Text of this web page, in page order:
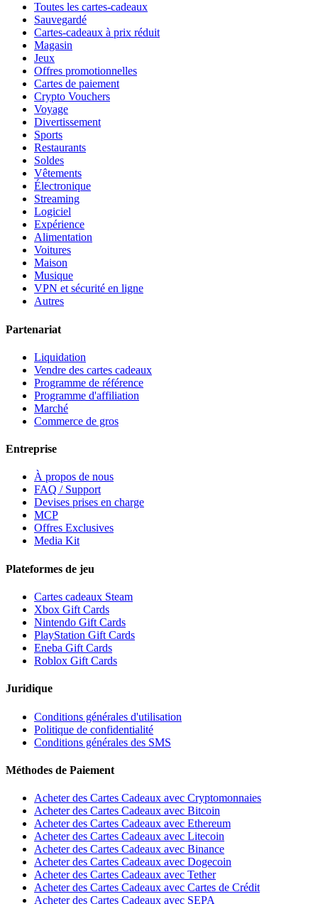
Toutes les cartes-cadeaux
Sauvegardé
Cartes-cadeaux à prix réduit
Magasin
Jeux
Offres promotionnelles
Cartes de paiement
Crypto Vouchers
Voyage
Divertissement
Sports
Restaurants
Soldes
Vêtements
Électronique
Streaming
Logiciel
Expérience
Alimentation
Voitures
Maison
Musique
VPN et sécurité en ligne
Autres
Partenariat
Liquidation
Vendre des cartes cadeaux
Programme de référence
Programme d'affiliation
Marché
Commerce de gros
Entreprise
À propos de nous
FAQ / Support
Devises prises en charge
MCP
Offres Exclusives
Media Kit
Plateformes de jeu
Cartes cadeaux Steam
Xbox Gift Cards
Nintendo Gift Cards
PlayStation Gift Cards
Eneba Gift Cards
Roblox Gift Cards
Juridique
Conditions générales d'utilisation
Politique de confidentialité
Conditions générales des SMS
Méthodes de Paiement
Acheter des Cartes Cadeaux avec Cryptomonnaies
Acheter des Cartes Cadeaux avec Bitcoin
Acheter des Cartes Cadeaux avec Ethereum
Acheter des Cartes Cadeaux avec Litecoin
Acheter des Cartes Cadeaux avec Binance
Acheter des Cartes Cadeaux avec Dogecoin
Acheter des Cartes Cadeaux avec Tether
Acheter des Cartes Cadeaux avec Cartes de Crédit
Acheter des Cartes Cadeaux avec SEPA